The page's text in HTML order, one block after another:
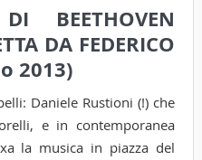
BEETHOVEN
DA FEDERICO
2013)
Daniele Rustioni (!) che
e in contemporanea
la musica in piazza del